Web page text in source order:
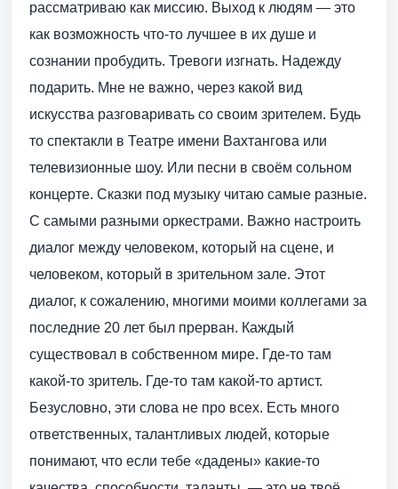
рассматриваю как миссию. Выход к людям — это
как возможность что-то лучшее в их душе и
сознании пробудить. Тревоги изгнать. Надежду
подарить. Мне не важно, через какой вид
искусства разговаривать со своим зрителем. Будь
то спектакли в Театре имени Вахтангова или
телевизионные шоу. Или песни в своём сольном
концерте. Сказки под музыку читаю самые разные.
С самыми разными оркестрами. Важно настроить
диалог между человеком, который на сцене, и
человеком, который в зрительном зале. Этот
диалог, к сожалению, многими моими коллегами за
последние 20 лет был прерван. Каждый
существовал в собственном мире. Где-то там
какой-то зритель. Где-то там какой-то артист.
Безусловно, эти слова не про всех. Есть много
ответственных, талантливых людей, которые
понимают, что если тебе «дадены» какие-то